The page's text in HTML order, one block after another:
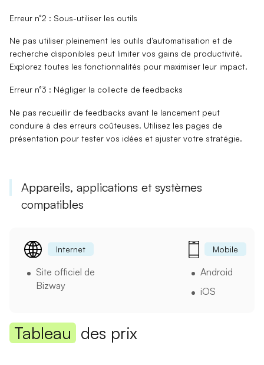
Erreur n°2 : Sous-utiliser les outils
Ne pas utiliser pleinement les outils d’automatisation et de
recherche disponibles peut limiter vos gains de productivité.
Explorez toutes les fonctionnalités pour maximiser leur impact.
Erreur n°3 : Négliger la collecte de feedbacks
Ne pas recueillir defeedbacks avant le lancement peut
conduire à des erreurs coûteuses. Utilisez les pages de
présentation pour tester vos idées et ajuster votre stratégie.
Appareils, applications et systèmes
compatibles
Internet
Site officiel de
Bizway
Mobile
Android
iOS
Tableau des prix